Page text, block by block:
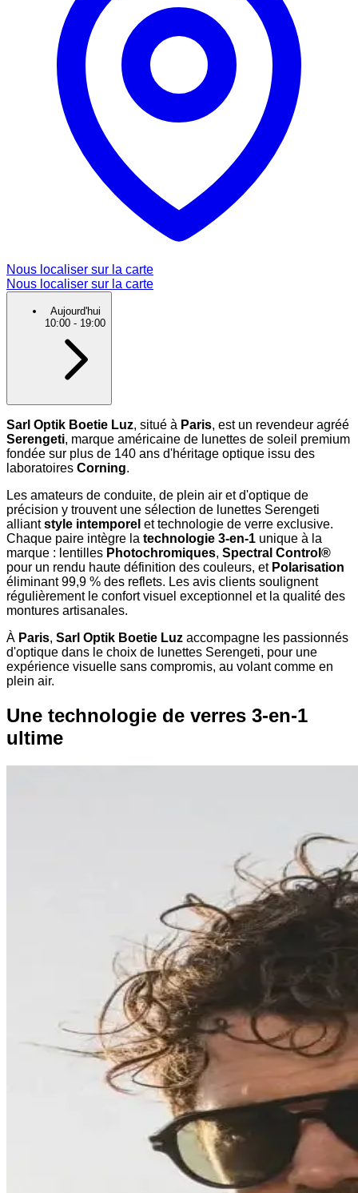
Nous localiser sur la carte
Nous localiser sur la carte
Aujourd'hui
10:00 - 19:00
Sarl Optik Boetie Luz, situé à Paris, est un revendeur agréé
Serengeti, marque américaine de lunettes de soleil premium
fondée sur plus de 140 ans d'héritage optique issu des
laboratoires Corning.
Les amateurs de conduite, de plein air et d'optique de
précision y trouvent une sélection de lunettes Serengeti
alliantstyle intemporel et technologie de verre exclusive.
Chaque paire intègre la technologie 3-en-1 unique à la
marque : lentilles Photochromiques, Spectral Control®
pour un rendu haute définition des couleurs, et Polarisation
éliminant 99,9 % des reflets. Les avis clients soulignent
régulièrement le confort visuel exceptionnel et la qualité des
montures artisanales.
À Paris, Sarl Optik Boetie Luz accompagne les passionnés
d'optique dans le choix de lunettes Serengeti, pour une
expérience visuelle sans compromis, au volant comme en
plein air.
Une technologie de verres 3-en-1
ultime